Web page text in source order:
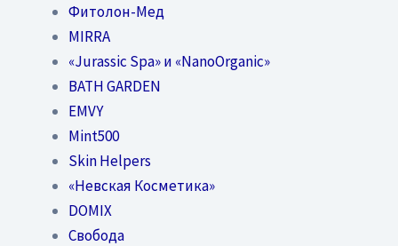
Фитолон-Мед
MIRRA
«Jurassic Spa» и «NanoOrganic»
BATH GARDEN
EMVY
Mint500
Skin Helpers
«Невская Косметика»
DOMIX
Свобода